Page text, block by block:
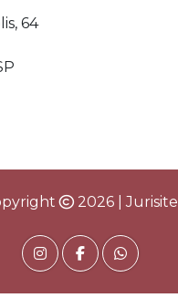
64
2026 | Jurisite